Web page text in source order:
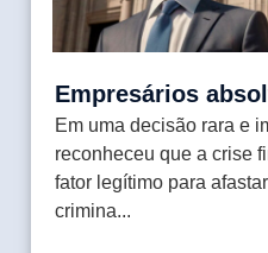
Empresários
Em uma decisão rara e
reconheceu que a crise
fator legítimo para
crimina...
Direito Tributário
Direito Tributário